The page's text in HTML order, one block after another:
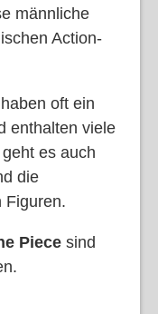
männliche
Action-
oft ein
enthalten viele
es auch
die
Figuren.
Piece sind